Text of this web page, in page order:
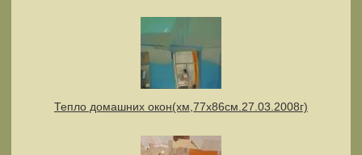
Тепло домашних окон(хм,77х86см.27.03.2008г)